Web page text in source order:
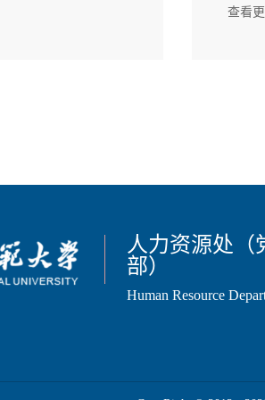
查看
人力资源处（
部）
Human Resource